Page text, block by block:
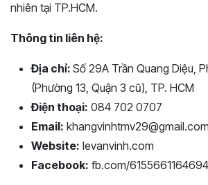
nhiên tại TP.HCM.
Thông tin liên hệ:
Địa chỉ: Số 29A Trần Quang Diệu,
(Phường 13, Quận 3 cũ), TP. HCM
Điện thoại: 084 702 0707
Email: khangvinhtmv29@gmail.com
Website: levanvinh.com
Facebook: fb.com/